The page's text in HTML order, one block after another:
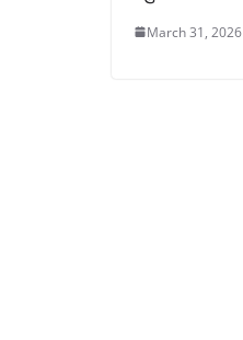
March 31, 2026